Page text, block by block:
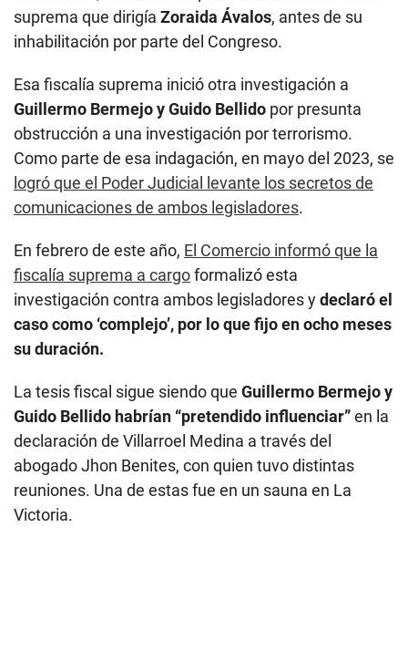
obstrucción a una investigación por terrorismo.
Como parte de esa indagación, en mayo del 2023, se
logró que el Poder Judicial levante los secretos de
comunicaciones de ambos legisladores.
En febrero de este año,
El Comercio informó que la
fiscalía suprema a cargo
formalizó esta
investigación contra ambos legisladores y
declaró el
caso como ‘complejo’, por lo que fijo en ocho meses
su duración.
La tesis fiscal sigue siendo queGuillermo Bermejo y
Guido Bellido habrían “pretendido influenciar” en la
declaración de Villarroel Medina a través del
abogado Jhon Benites, con quien tuvo distintas
Victoria.